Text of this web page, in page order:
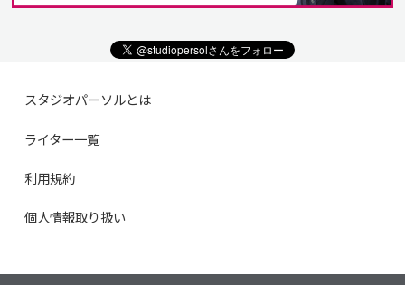
スタジオパーソルとは
ライター一覧
利用規約
個人情報取り扱い